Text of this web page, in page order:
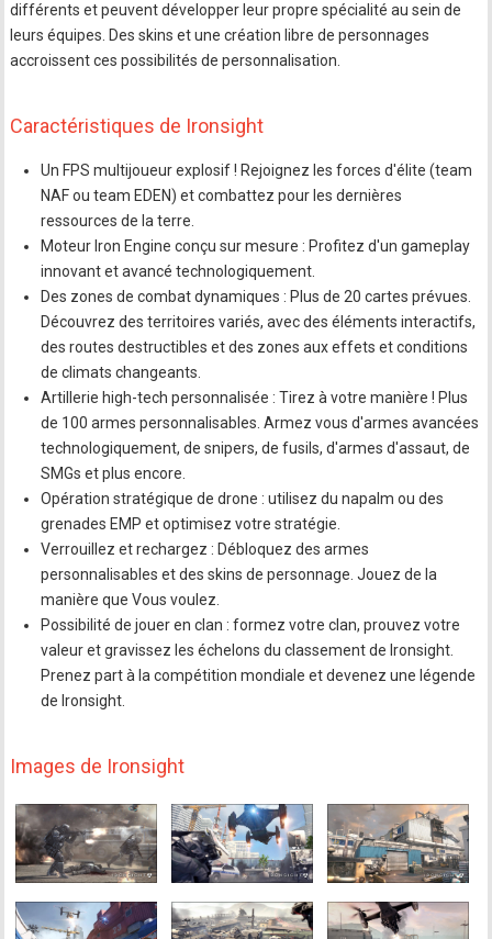
différents et peuvent développer leur propre spécialité au sein de
leurs équipes. Des skins et une création libre de personnages
accroissent ces possibilités de personnalisation.
Caractéristiques de Ironsight
Un FPS multijoueur explosif ! Rejoignez les forces d'élite (team
NAF ou team EDEN) et combattez pour les dernières
ressources de la terre.
Moteur Iron Engine conçu sur mesure : Profitez d'un gameplay
innovant et avancé technologiquement.
Des zones de combat dynamiques : Plus de 20 cartes prévues.
Découvrez des territoires variés, avec des éléments interactifs,
des routes destructibles et des zones aux effets et conditions
de climats changeants.
Artillerie high-tech personnalisée : Tirez à votre manière ! Plus
de 100 armes personnalisables. Armez vous d'armes avancées
technologiquement, de snipers, de fusils, d'armes d'assaut, de
SMGs et plus encore.
Opération stratégique de drone : utilisez du napalm ou des
grenades EMP et optimisez votre stratégie.
Verrouillez et rechargez : Débloquez des armes
personnalisables et des skins de personnage. Jouez de la
manière que Vous voulez.
Possibilité de jouer en clan : formez votre clan, prouvez votre
valeur et gravissez les échelons du classement de Ironsight.
Prenez part à la compétition mondiale et devenez une légende
de Ironsight.
Images de Ironsight